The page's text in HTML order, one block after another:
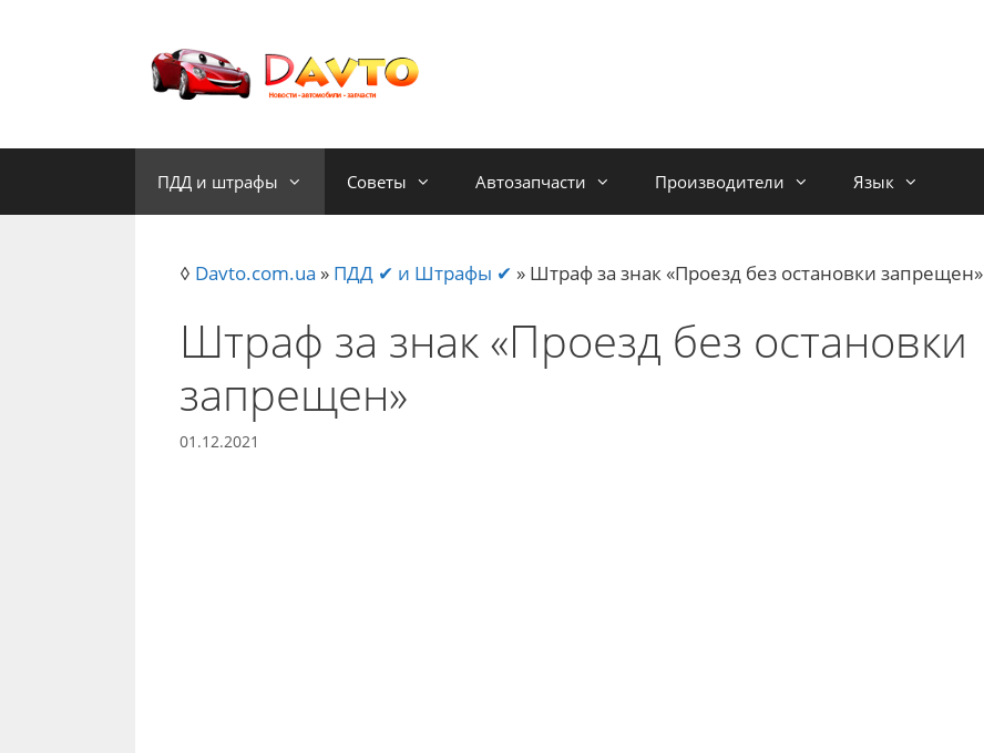
ПДД и штрафы Советы Автозапчасти Производители Язык
◊ Davto.com.ua » ПДД ✔ и Штрафы ✔ » Штраф за знак «Проезд без остановки запрещен»
Штраф за знак «Проезд без остановки
запрещен»
01.12.2021